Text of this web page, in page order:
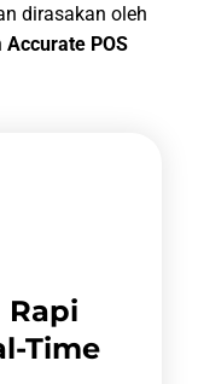
dirasakan oleh
Accurate POS
Time